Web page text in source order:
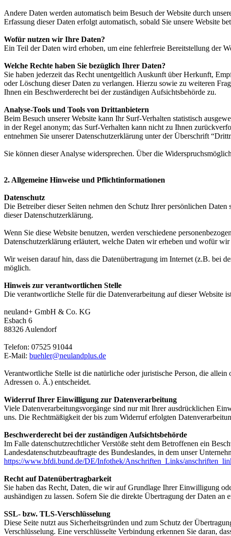
Andere Daten werden automatisch beim Besuch der Website durch
Erfassung dieser Daten erfolgt automatisch, sobald Sie unsere Website
Wofür nutzen wir Ihre Daten?
Ein Teil der Daten wird erhoben, um eine fehlerfreie Bereitstellung der
Welche Rechte haben Sie bezüglich Ihrer Daten?
Sie haben jederzeit das Recht unentgeltlich Auskunft über Herkunft,
oder Löschung dieser Daten zu verlangen. Hierzu sowie zu weiteren
Ihnen ein Beschwerderecht bei der zuständigen Aufsichtsbehörde zu.
Analyse-Tools und Tools von Drittanbietern
Beim Besuch unserer Website kann Ihr Surf-Verhalten statistisch
in der Regel anonym; das Surf-Verhalten kann nicht zu Ihnen
entnehmen Sie unserer Datenschutzerklärung unter der Überschrift
Sie können dieser Analyse widersprechen. Über die
2. Allgemeine Hinweise und Pflichtinformationen
Datenschutz
Die Betreiber dieser Seiten nehmen den Schutz Ihrer persönlichen
dieser Datenschutzerklärung.
Wenn Sie diese Website benutzen, werden verschiedene
Datenschutzerklärung erläutert, welche Daten wir erheben und wofür
Wir weisen darauf hin, dass die Datenübertragung im Internet (z.B. bei
möglich.
Hinweis zur verantwortlichen Stelle
Die verantwortliche Stelle für die Datenverarbeitung auf dieser Website
neuland+ GmbH & Co. KG
Esbach 6
88326 Aulendorf
Telefon: 07525 91044
E-Mail: buehler@neulandplus.de
Verantwortliche Stelle ist die natürliche oder juristische Person, die
Adressen o. Ä.) entscheidet.
Widerruf Ihrer Einwilligung zur Datenverarbeitung
Viele Datenverarbeitungsvorgänge sind nur mit Ihrer ausdrücklichen
uns. Die Rechtmäßigkeit der bis zum Widerruf erfolgten
Beschwerderecht bei der zuständigen Aufsichtsbehörde
Im Falle datenschutzrechtlicher Verstöße steht dem Betroffenen ein
Landesdatenschutzbeauftragte des Bundeslandes, in dem unser
https://www.bfdi.bund.de/DE/Infothek/Anschriften_Links/
Recht auf Datenübertragbarkeit
Sie haben das Recht, Daten, die wir auf Grundlage Ihrer Einwilligung
aushändigen zu lassen. Sofern Sie die direkte Übertragung der Daten
SSL- bzw. TLS-Verschlüsselung
Diese Seite nutzt aus Sicherheitsgründen und zum Schutz der
Verschlüsselung. Eine verschlüsselte Verbindung erkennen Sie daran,